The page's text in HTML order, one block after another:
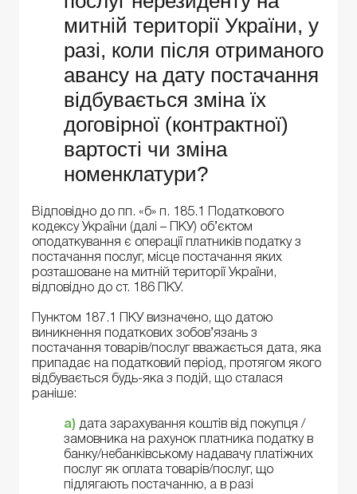
митній території України, у
разі, коли після отриманого
авансу на дату постачання
відбувається зміна їх
договірної (контрактної)
вартості чи зміна
номенклатури?
Відповідно до пп. «б» п. 185.1 Податкового
кодексу України (далі – ПКУ) об’єктом
оподаткування є операції платників податку з
постачання послуг, місце постачання яких
розташоване на митній території України,
відповідно до ст. 186 ПКУ.
Пунктом 187.1 ПКУ визначено, що датою
виникнення податкових зобов’язань з
постачання товарів/послуг вважається дата, яка
припадає на податковий період, протягом якого
відбувається будь-яка з подій, що сталася
раніше:
а) дата зарахування коштів від покупця /
замовника на рахунок платника податку в
банку/небанківському надавачу платіжних
послуг як оплата товарів/послуг, що
підлягають постачанню, а в разі